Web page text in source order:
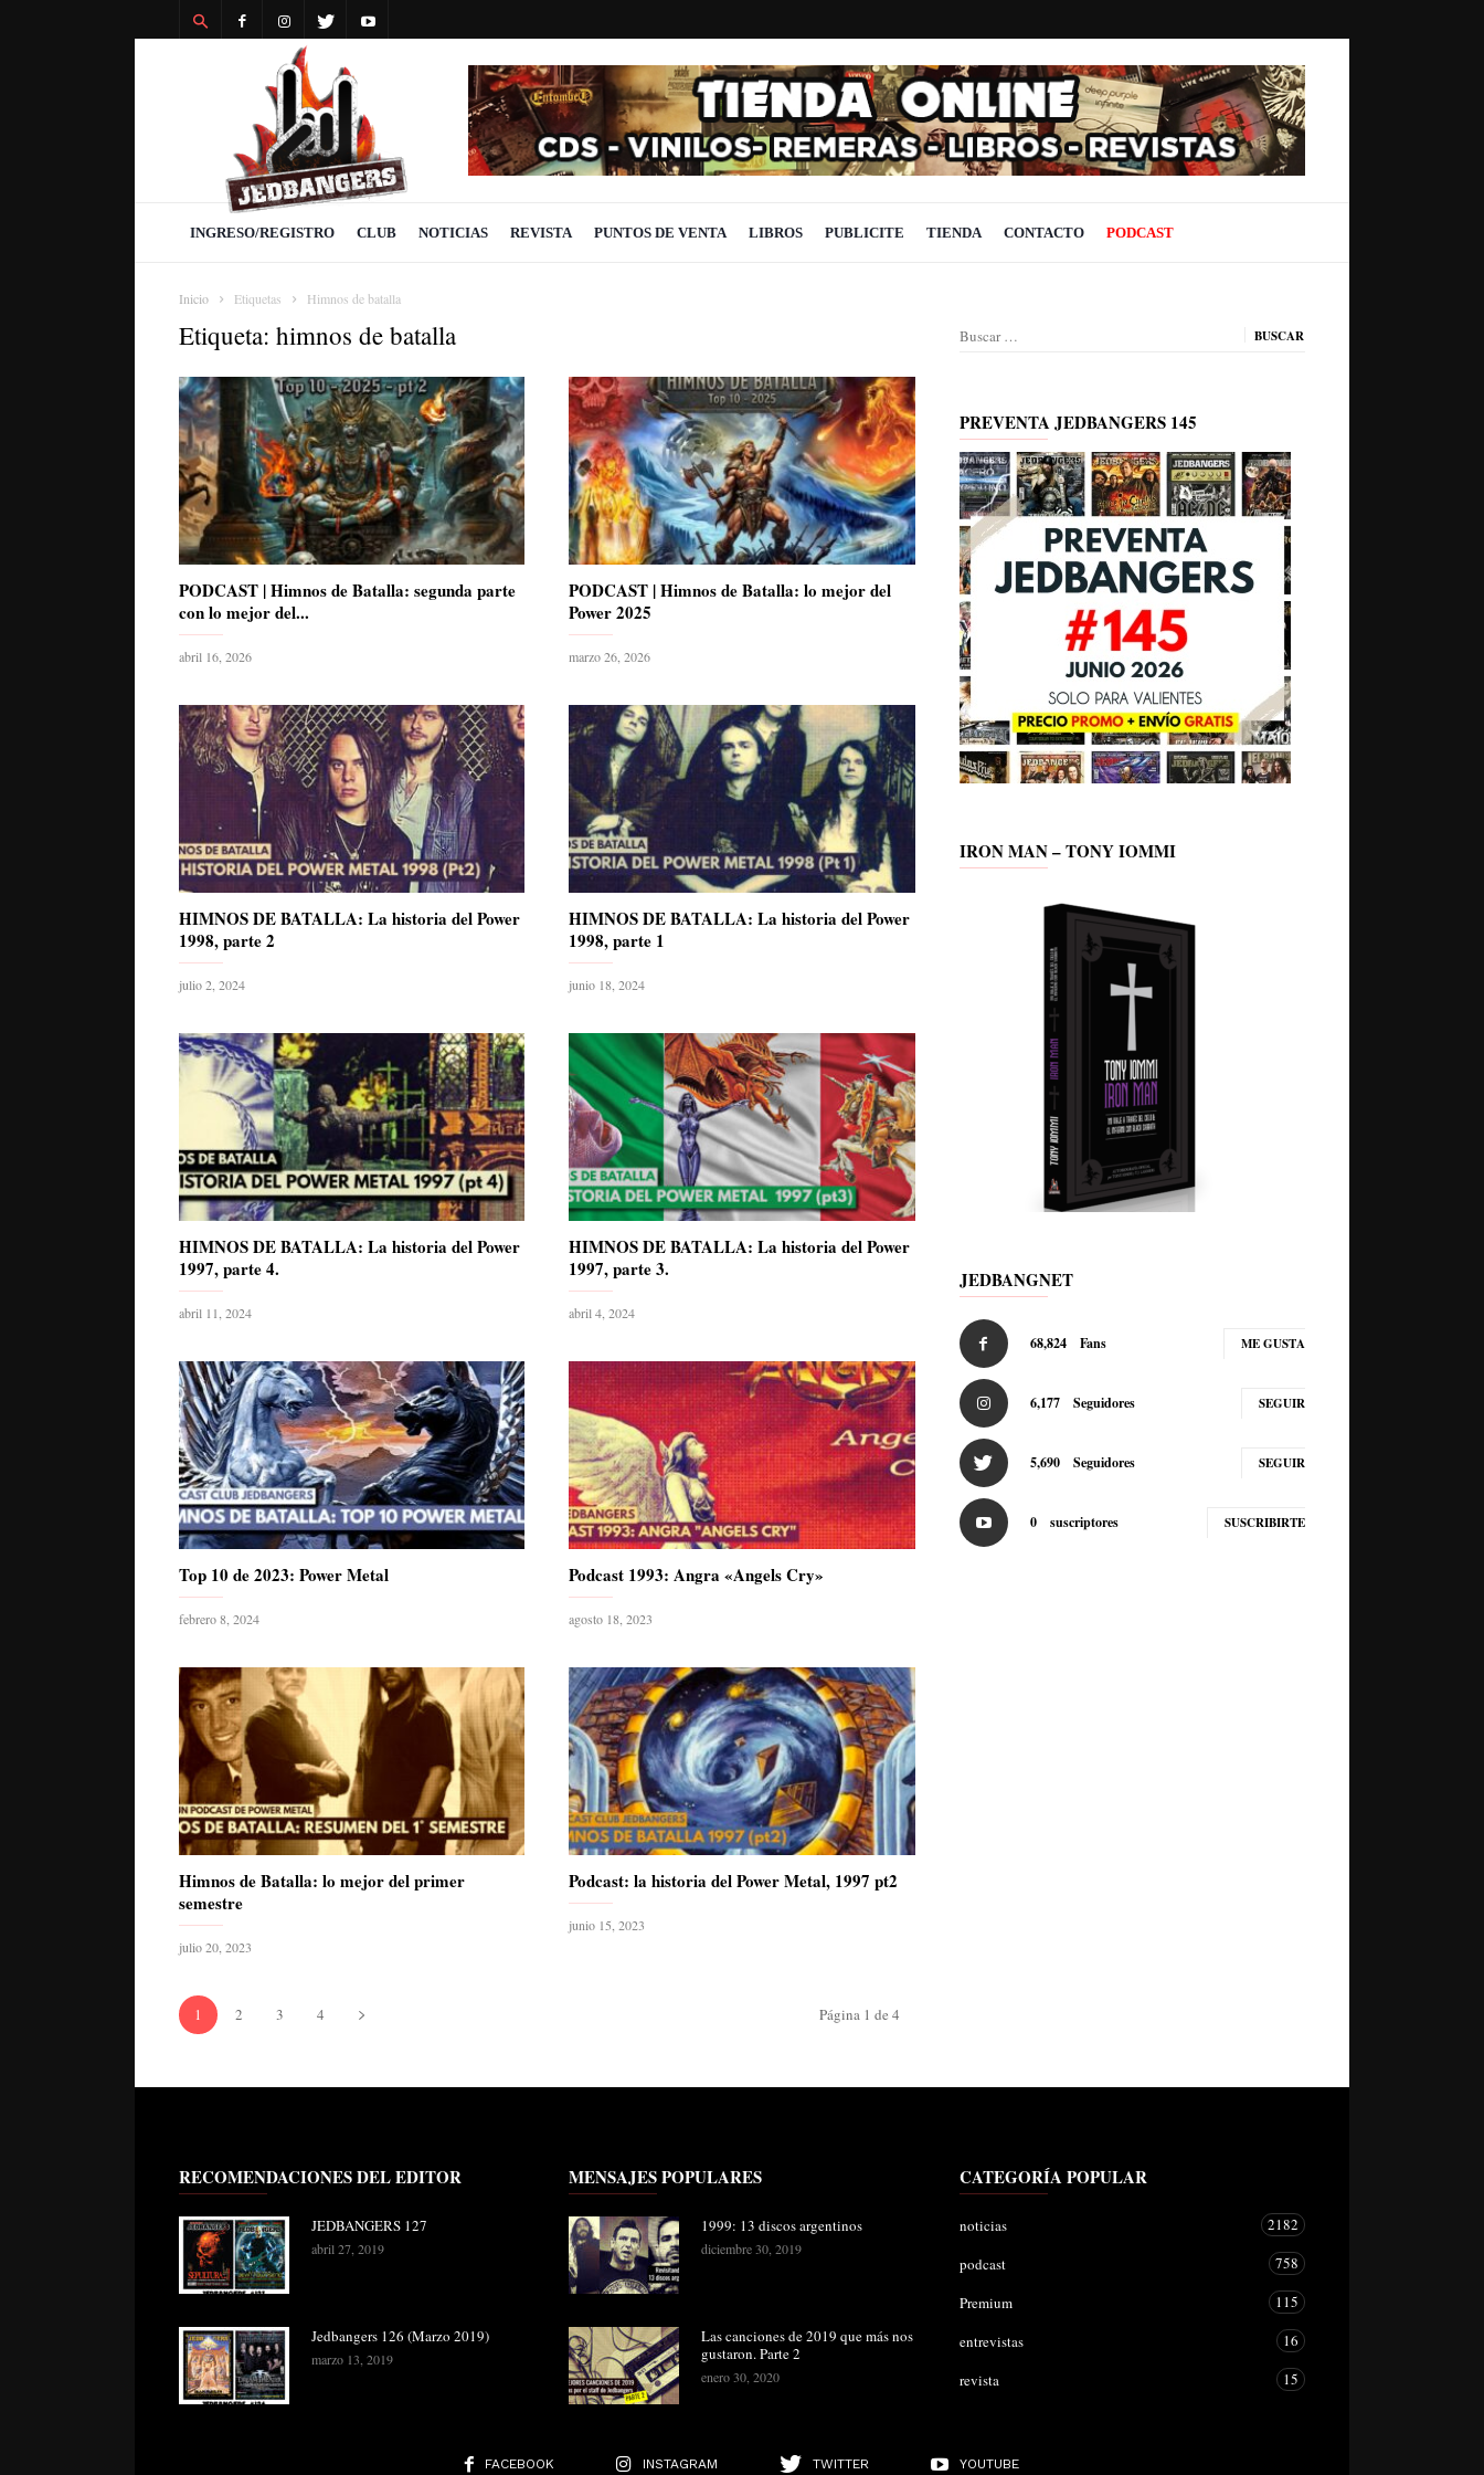
INGRESO/REGISTRO CLUB NOTICIAS REVISTA PUNTOS DE VENTA LIBROS PUBLICITE TIENDA CONTACTO PODCAST
Inicio Etiquetas Himnos de batalla
Etiqueta: himnos de batalla
PODCAST | Himnos de Batalla: segunda parte
con lo mejor del...
abril 16, 2026
PODCAST | Himnos de Batalla: lo mejor del
Power 2025
marzo 26, 2026
HIMNOS DE BATALLA: La historia del Power
1998, parte 2
julio 2, 2024
HIMNOS DE BATALLA: La historia del Power
1998, parte 1
junio 18, 2024
HIMNOS DE BATALLA: La historia del Power
1997, parte 4.
abril 11, 2024
HIMNOS DE BATALLA: La historia del Power
1997, parte 3.
abril 4, 2024
Top 10 de 2023: Power Metal
febrero 8, 2024
Podcast 1993: Angra «Angels Cry»
agosto 18, 2023
Himnos de Batalla: lo mejor del primer
semestre
julio 20, 2023
Podcast: la historia del Power Metal, 1997 pt2
junio 15, 2023
1 2 3 4 Página 1 de 4
Buscar:
PREVENTA JEDBANGERS 145
IRON MAN – TONY IOMMI
JEDBANGNET
68,824 Fans ME GUSTA
6,177 Seguidores SEGUIR
5,690 Seguidores SEGUIR
0 suscriptores SUSCRIBIRTE
RECOMENDACIONES DEL EDITOR
JEDBANGERS 127
abril 27, 2019
Jedbangers 126 (Marzo 2019)
marzo 13, 2019
MENSAJES POPULARES
1999: 13 discos argentinos
diciembre 30, 2019
Las canciones de 2019 que más nos
gustaron. Parte 2
enero 30, 2020
CATEGORÍA POPULAR
noticias
2182
podcast
758
Premium
115
entrevistas
16
revista
15
FACEBOOK INSTAGRAM TWITTER YOUTUBE